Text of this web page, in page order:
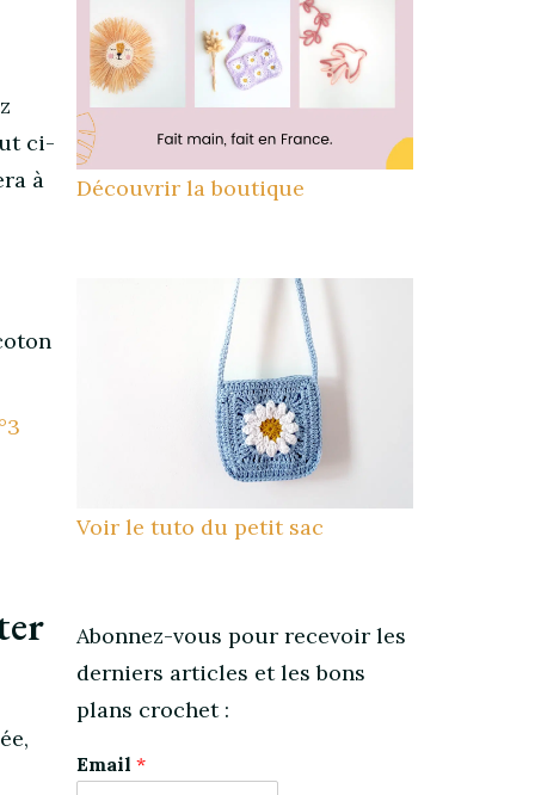
ci-
à
Découvrir la boutique
Voir le tuto du petit sac
Abonnez-vous pour recevoir les
derniers articles et les bons
plans crochet :
Email *